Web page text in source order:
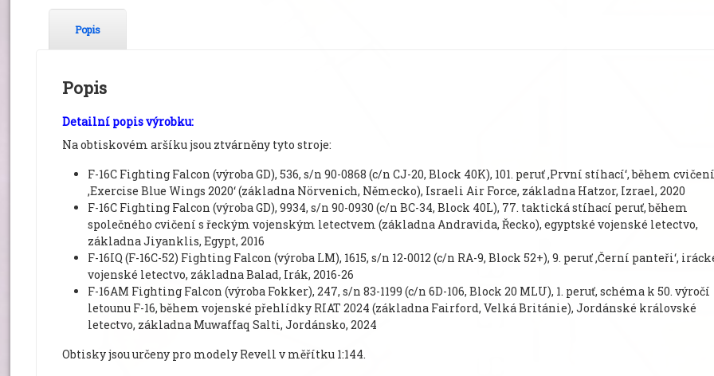
Popis
Popis
Detailní popis výrobku:
Na obtiskovém aršíku jsou ztvárněny tyto stroje:
F-16C Fighting Falcon (výroba GD), 536, s/n 90-0868 (c/n CJ-20, Block 40K), 101. peruť ,První stíhací‘, během
,Exercise Blue Wings 2020‘ (základna Nörvenich, Německo), Israeli Air Force, základna Hatzor, Izrael, 2020
F-16C Fighting Falcon (výroba GD), 9934, s/n 90-0930 (c/n BC-34, Block 40L), 77. taktická stíhací peruť, během
společného cvičení s řeckým vojenským letectvem (základna Andravida, Řecko), egyptské vojenské letectvo,
základna Jiyanklis, Egypt, 2016
F-16IQ (F-16C-52) Fighting Falcon (výroba LM), 1615, s/n 12-0012 (c/n RA-9, Block 52+), 9. peruť ,Černí panteři‘,
vojenské letectvo, základna Balad, Irák, 2016-26
F-16AM Fighting Falcon (výroba Fokker), 247, s/n 83-1199 (c/n 6D-106, Block 20 MLU), 1. peruť, schéma k 50. výročí
letounu F-16, během vojenské přehlídky RIAT 2024 (základna Fairford, Velká Británie), Jordánské královské
letectvo, základna Muwaffaq Salti, Jordánsko, 2024
Obtisky jsou určeny pro modely Revell v měřítku 1:144.